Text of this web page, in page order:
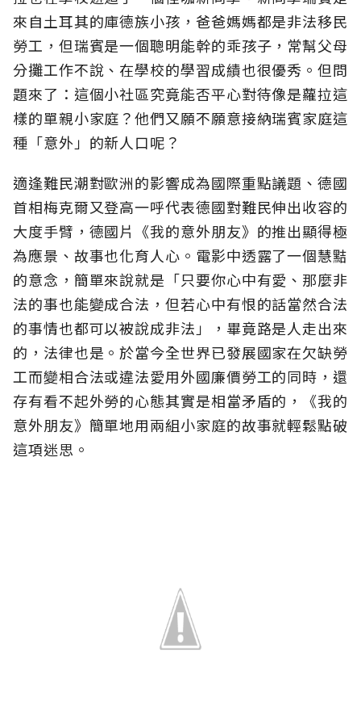
來自土耳其的庫德族小孩，爸爸媽媽都是非法移民
勞工，但瑞賓是一個聰明能幹的乖孩子，常幫父母
分攤工作不說、在學校的學習成績也很優秀。但問
題來了：這個小社區究竟能否平心對待像是蘿拉這
樣的單親小家庭？他們又願不願意接納瑞賓家庭這
種「意外」的新人口呢？
適逢難民潮對歐洲的影響成為國際重點議題、德國
首相梅克爾又登高一呼代表德國對難民伸出收容的
大度手臂，德國片《我的意外朋友》的推出顯得極
為應景、故事也化育人心。電影中透露了一個慧黠
的意念，簡單來說就是「只要你心中有愛、那麼非
法的事也能變成合法，但若心中有恨的話當然合法
的事情也都可以被說成非法」，畢竟路是人走出來
的，法律也是。於當今全世界已發展國家在欠缺勞
工而變相合法或違法愛用外國廉價勞工的同時，還
存有看不起外勞的心態其實是相當矛盾的，《我的
意外朋友》簡單地用兩組小家庭的故事就輕鬆點破
這項迷思。